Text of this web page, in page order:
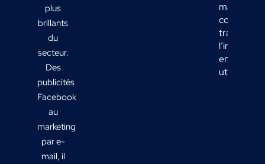
plus
brillants
du
secteur.
Des
publicités
Facebook
au
marketing
par e-
mail, il
marketing :
comment
en actions
utiles ?